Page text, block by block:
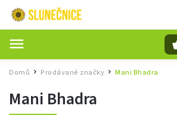
Domů / Prodávané značky / Mani Bhadra
Mani Bhadra